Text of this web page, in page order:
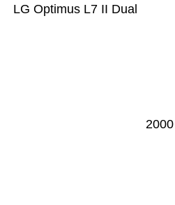
LG Optimus L7 II Dual
2000